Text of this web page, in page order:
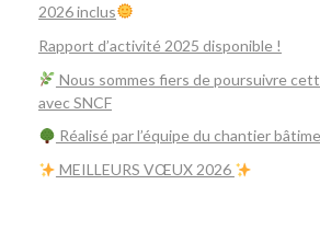
2026 inclus
Rapport d’activité 2025 disponible !
Nous sommes fiers de poursuivre
avec SNCF
Réalisé par l’équipe du chantier
​ MEILLEURS VŒUX 2026